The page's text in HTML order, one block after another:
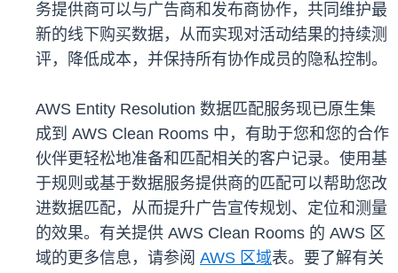
务提供商可以与广告商和发布商协作，共同维护最
新的线下购买数据，从而实现对活动结果的持续测
评，降低成本，并保持所有协作成员的隐私控制。
AWS Entity Resolution 数据匹配服务现已原生集
成到 AWS Clean Rooms 中，有助于您和您的合作
伙伴更轻松地准备和匹配相关的客户记录。使用基
于规则或基于数据服务提供商的匹配可以帮助您改
进数据匹配，从而提升广告宣传规划、定位和测量
的效果。有关提供 AWS Clean Rooms 的 AWS 区
域的更多信息，请参阅 AWS 区域表。要了解有关